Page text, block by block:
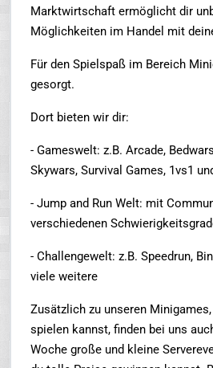
Marktwirtschaft ermöglicht dir
Möglichkeiten im Handel mit
Für den Spielspaß im Bereich
gesorgt.
Dort bieten wir dir:
- Gameswelt: z.B. Arcade,
Skywars, Survival Games, 1vs1
- Jump and Run Welt: mit
verschiedenen
- Challengewelt: z.B. Speedrun,
viele weitere
Zusätzlich zu unseren
spielen kannst, finden bei uns
Woche große und kleine